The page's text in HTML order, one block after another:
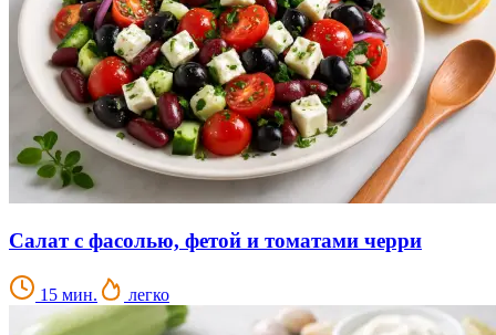
Салат с фасолью, фетой и томатами черри
15 мин. легко